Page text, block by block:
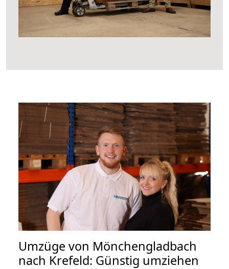
Umzüge von Mönchengladbach
nach Krefeld: Günstig umziehen